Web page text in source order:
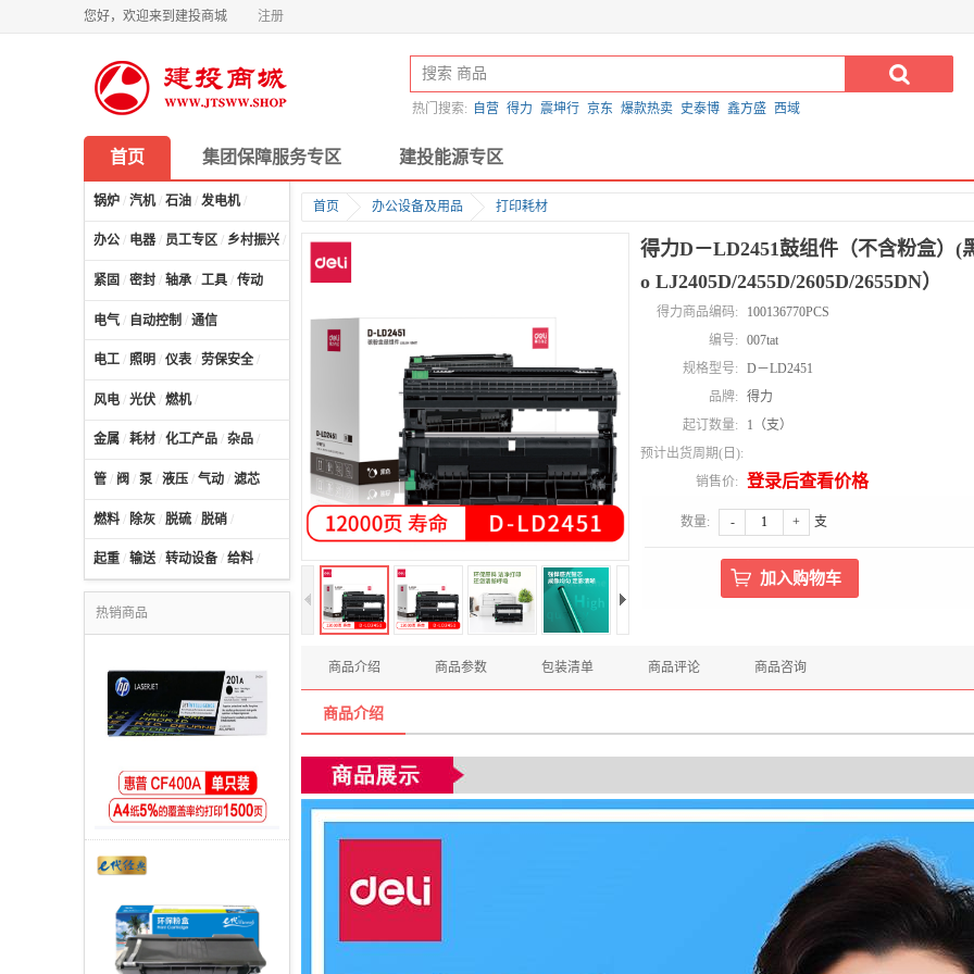
您好，欢迎来到建投商城 注册
热门搜索: 自营 得力 震坤行 京东 爆款热卖 史泰博 鑫方盛 西域
首页 集团保障服务专区 建投能源专区
锅炉 / 汽机/ 石油 / 发电机/
办公 / 电器 / 员工专区 / 乡村振兴 / 计算机及配件
紧固 / 密封 / 轴承 / 工具 / 传动
电气 / 自动控制 / 通信
电工 / 照明 / 仪表 / 劳保安全 /
风电 / 光伏 / 燃机/
金属 / 耗材 / 化工产品 / 杂品 /
管 / 阀 / 泵 / 液压 / 气动 / 滤芯
燃料 / 除灰 / 脱硫 / 脱硝 /
起重 / 输送/ 转动设备 / 给料 /
热销商品
首页 办公设备及用品 打印耗材
得力D－LD2451鼓组件（不含粉盒）(
o LJ2405D/2455D/2605D/2655DN）
得力商品编码:
100136770PCS
编号:
007tat
规格型号:
D－LD2451
品牌:
得力
起订数量:
1（支）
预计出货周期(日):
销售价:
登录后查看价格
数量: - + 支
商品介绍 商品参数 包装清单 商品评论 商品咨询
商品介绍